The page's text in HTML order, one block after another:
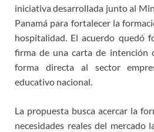
iniciativa desarrollada junto al
Panamá para fortalecer la
hospitalidad. El acuerdo quedó
firma de una carta de intención
forma directa al sector
educativo nacional.
La propuesta busca acercar la
necesidades reales del mercado